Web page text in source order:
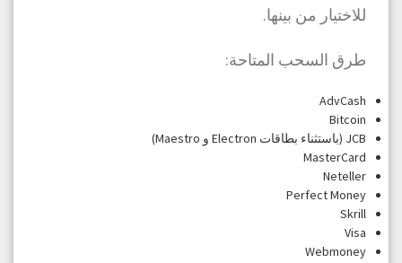
للاختيار من بينها.
طرق السحب المتاحة:
AdvCash
Bitcoin
JCB (باستثناء بطاقات Electron و Maestro)
MasterCard
Neteller
Perfect Money
Skrill
Visa
Webmoney